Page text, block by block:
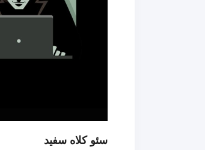
سئو کلاه سفید